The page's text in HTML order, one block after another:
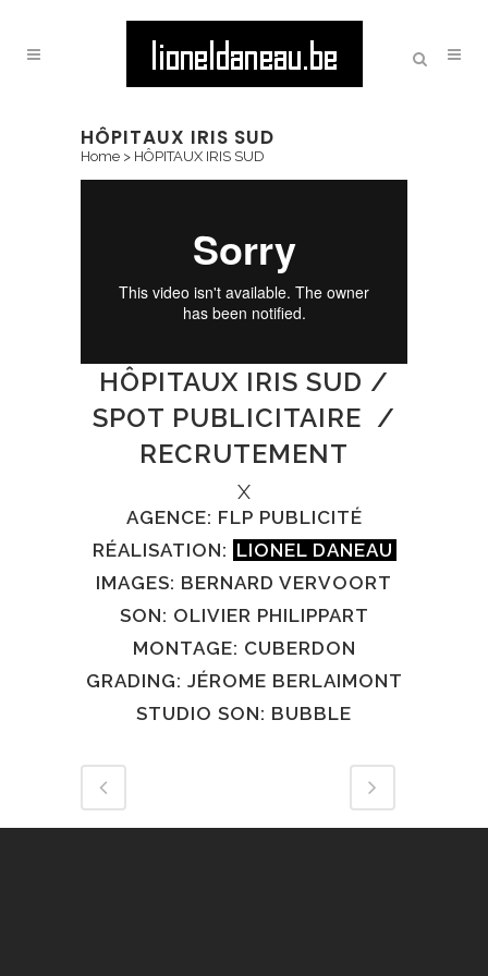
HÔPITAUX IRIS SUD
Home > HÔPITAUX IRIS SUD
HÔPITAUX IRIS SUD /
SPOT PUBLICITAIRE /
RECRUTEMENT
X
AGENCE: FLP PUBLICITÉ
RÉALISATION: LIONEL DANEAU
IMAGES: BERNARD VERVOORT
SON: OLIVIER PHILIPPART
MONTAGE: CUBERDON
GRADING: JÉROME BERLAIMONT
STUDIO SON: BUBBLE